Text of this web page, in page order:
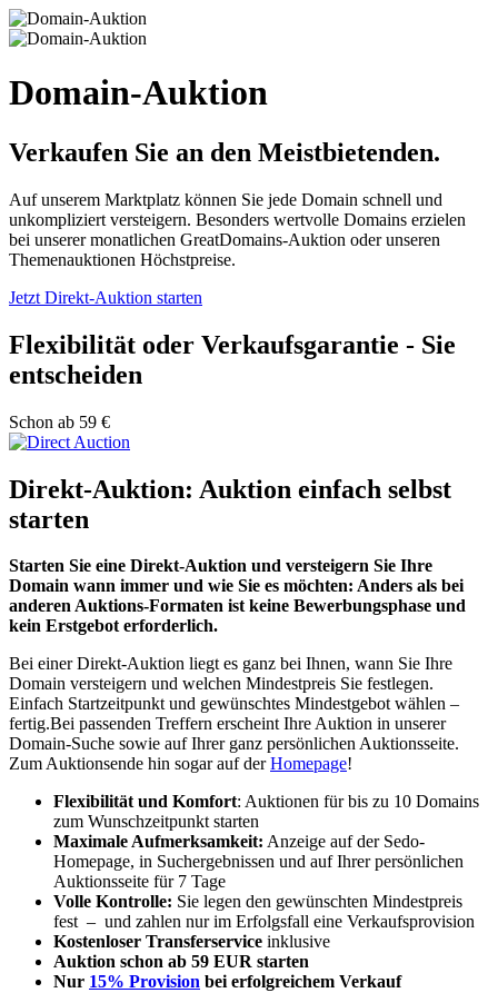
Domain-Auktion
Verkaufen Sie an den Meistbietenden.
Auf unserem Marktplatz können Sie jede Domain schnell und
unkompliziert versteigern. Besonders wertvolle Domains erzielen
bei unserer monatlichen GreatDomains-Auktion oder unseren
Themenauktionen Höchstpreise.
Jetzt Direkt-Auktion starten
Flexibilität oder Verkaufsgarantie - Sie
entscheiden
Schon ab 59 €
Direkt-Auktion: Auktion einfach selbst
starten
Starten Sie eine Direkt-Auktion und versteigern Sie Ihre
Domain wann immer und wie Sie es möchten: Anders als bei
anderen Auktions-Formaten ist keine Bewerbungsphase und
kein Erstgebot erforderlich.
Bei einer Direkt-Auktion liegt es ganz bei Ihnen, wann Sie Ihre
Domain versteigern und welchen Mindestpreis Sie festlegen.
Einfach Startzeitpunkt und gewünschtes Mindestgebot wählen –
fertig.Bei passenden Treffern erscheint Ihre Auktion in unserer
Domain-Suche sowie auf Ihrer ganz persönlichen Auktionsseite.
Zum Auktionsende hin sogar auf derHomepage!
Flexibilität und Komfort: Auktionen für bis zu 10 Domains
zum Wunschzeitpunkt starten
Maximale Aufmerksamkeit: Anzeige auf der Sedo-
Homepage, in Suchergebnissen und auf Ihrer persönlichen
Auktionsseite für 7 Tage
Volle Kontrolle: Sie legen den gewünschten Mindestpreis
fest – und zahlen nur im Erfolgsfall eine Verkaufsprovision
Kostenloser Transferservice inklusive
Auktion schon ab 59 EUR starten
Nur 15% Provision bei erfolgreichem Verkauf